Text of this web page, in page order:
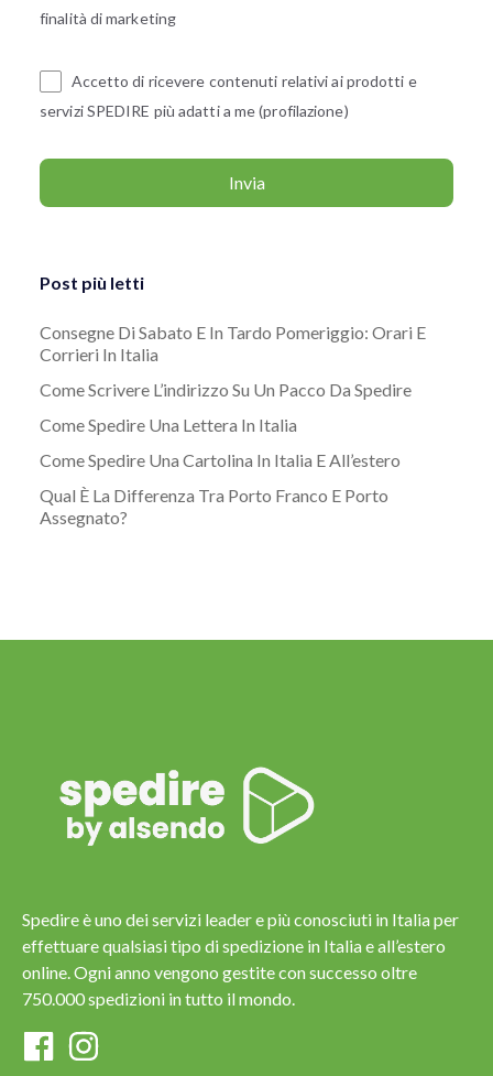
finalità di marketing
Accetto di ricevere contenuti relativi ai prodotti e
servizi SPEDIRE più adatti a me (profilazione)
Post più letti
Consegne Di Sabato E In Tardo Pomeriggio: Orari E
Corrieri In Italia
Come Scrivere L’indirizzo Su Un Pacco Da Spedire
Come Spedire Una Lettera In Italia
Come Spedire Una Cartolina In Italia E All’estero
Qual È La Differenza Tra Porto Franco E Porto
Assegnato?
Spedire è uno dei servizi leader e più conosciuti in Italia per
effettuare qualsiasi tipo di spedizione in Italia e all’estero
online. Ogni anno vengono gestite con successo oltre
750.000 spedizioni in tutto il mondo.